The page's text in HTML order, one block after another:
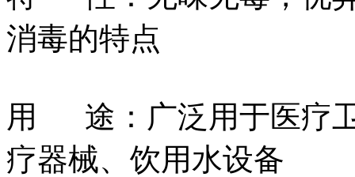
消毒的特点
用 途：广泛用于医疗
疗器械、饮用水设备